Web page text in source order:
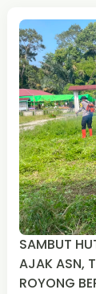
SAMBUT
AJAK ASN,
ROYONG